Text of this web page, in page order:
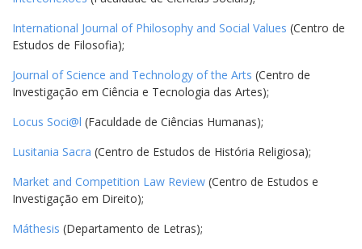
International Journal of Philosophy and Social Values (Centro de
Estudos de Filosofia);
Journal of Science and Technology of the Arts (Centro de
Investigação em Ciência e Tecnologia das Artes);
Locus Soci@l (Faculdade de Ciências Humanas);
Lusitania Sacra (Centro de Estudos de História Religiosa);
Market and Competition Law Review (Centro de Estudos e
Investigação em Direito);
Máthesis (Departamento de Letras);